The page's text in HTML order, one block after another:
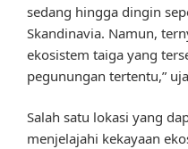
sedang hingga dingin
Skandinavia. Namun,
ekosistem taiga yang
pegunungan tertentu,”
Salah satu lokasi yang
menjelajahi kekayaan